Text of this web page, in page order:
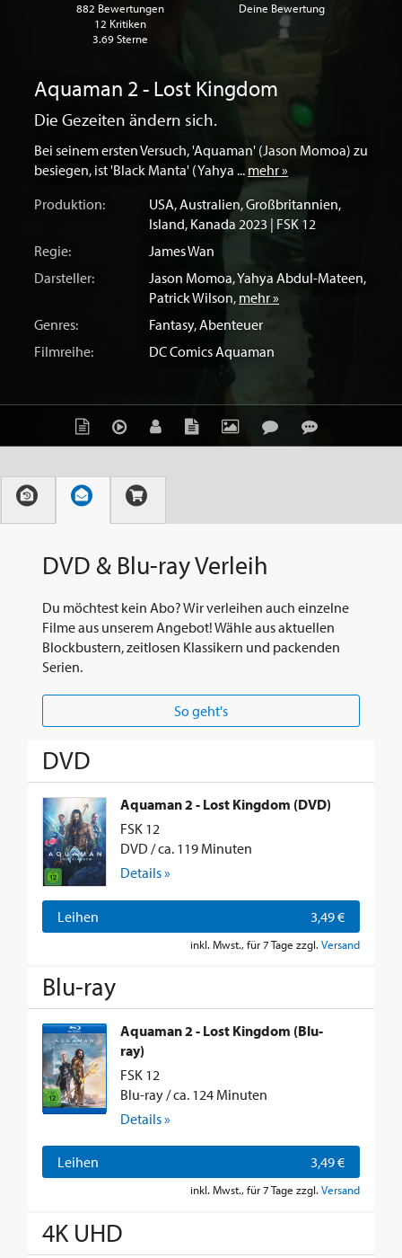
Aquaman 2 - Lost Kingdom
Die Gezeiten ändern sich.
Bei seinem ersten Versuch, 'Aquaman' (Jason Momoa) zu
besiegen, ist 'Black Manta' (Yahya ... mehr »
Produktion:
USA,Australien,Großbritannien,
Island, Kanada 2023 | FSK 12
Regie:
James Wan
Darsteller:
Jason Momoa,Yahya Abdul-Mateen,
Patrick Wilson, mehr »
Genres:
Fantasy,Abenteuer
Filmreihe:
DC Comics Aquaman
882 Bewertungen
12 Kritiken
3.69 Sterne
Deine Bewertung
DVD & Blu-ray Verleih
Du möchtest kein Abo? Wir verleihen auch einzelne
Filme aus unserem Angebot! Wähle aus aktuellen
Blockbustern, zeitlosen Klassikern und packenden
Serien.
So geht's
DVD
Aquaman 2 - Lost Kingdom (DVD)
FSK 12
DVD / ca. 119 Minuten
Details »
Leihen 3,49 €
inkl. Mwst., für 7 Tage zzgl. Versand
Blu-ray
Aquaman 2 - Lost Kingdom (Blu-
ray)
FSK 12
Blu-ray / ca. 124 Minuten
Details »
Leihen 3,49 €
inkl. Mwst., für 7 Tage zzgl. Versand
4K UHD